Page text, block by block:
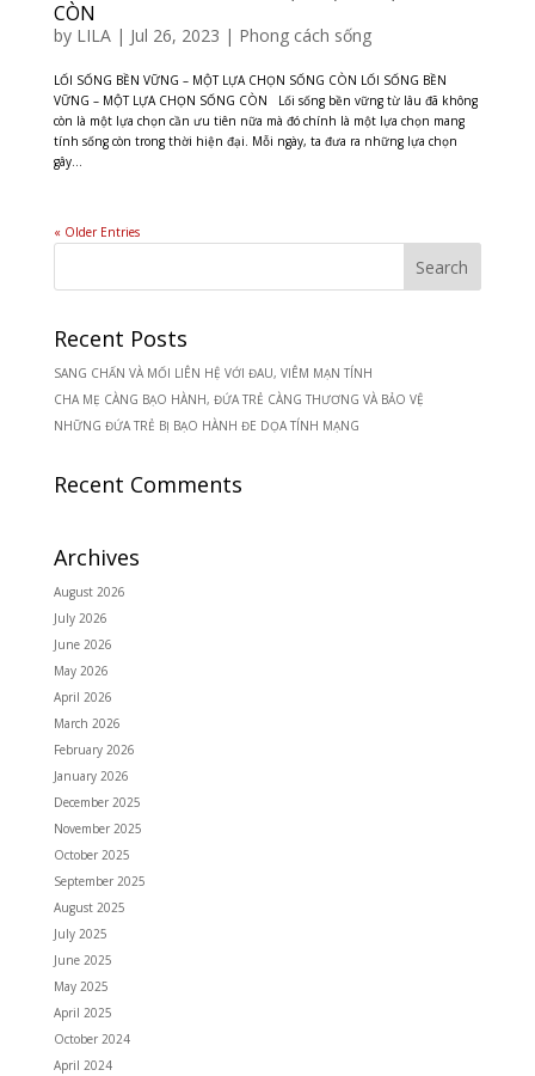
CÒN
by LILA| Jul 26, 2023 | Phong cách sống
LỐI SỐNG BỀN VỮNG – MỘT LỰA CHỌN SỐNG CÒN LỐI SỐNG BỀN
VỮNG – MỘT LỰA CHỌN SỐNG CÒN Lối sống bền vững từ lâu đã không
còn là một lựa chọn cần ưu tiên nữa mà đó chính là một lựa chọn mang
tính sống còn trong thời hiện đại. Mỗi ngày, ta đưa ra những lựa chọn
gây...
« Older Entries
Recent Posts
SANG CHẤN VÀ MỐI LIÊN HỆ VỚI ĐAU, VIÊM MẠN TÍNH
CHA MẸ CÀNG BẠO HÀNH, ĐỨA TRẺ CÀNG THƯƠNG VÀ BẢO VỆ
NHỮNG ĐỨA TRẺ BỊ BẠO HÀNH ĐE DỌA TÍNH MẠNG
Recent Comments
Archives
August 2026
July 2026
June 2026
May 2026
April 2026
March 2026
February 2026
January 2026
December 2025
November 2025
October 2025
September 2025
August 2025
July 2025
June 2025
May 2025
April 2025
October 2024
April 2024